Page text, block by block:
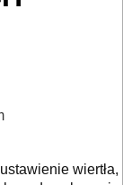
wiertła,